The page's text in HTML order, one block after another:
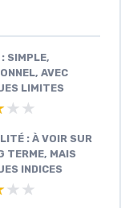
: SIMPLE,
AVEC
LIMITES
: À VOIR SUR
TERME, MAIS
INDICES